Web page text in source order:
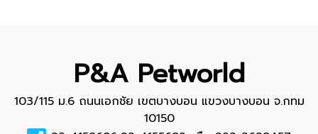
P&A Petworld
103/115 ม.6 ถนนเอกชัย เขตบางบอน แขวงบางบอน จ.กทม
10150